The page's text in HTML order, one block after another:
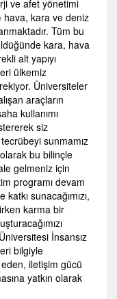
ve afet yönetimi
hava, kara ve deniz
Tüm bu
kara, hava
alt yapıyı
ülkemiz
Üniversiteler
araçların
kullanımı
siz
sunmamız
bu bilinçle
gelmeniz için
programı devam
sunacağımızı,
karma bir
İnsansız
bilgiyle
iletişim gücü
yatkın olarak